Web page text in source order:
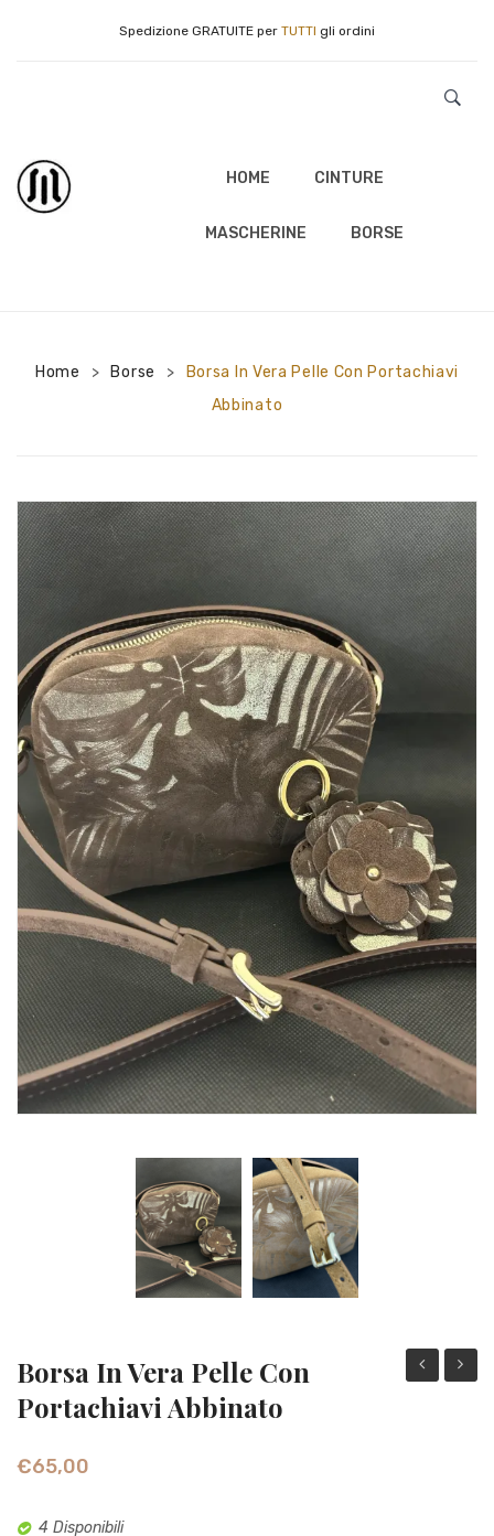
Spedizione GRATUITE per TUTTI gli ordini
HOME CINTURE
MASCHERINE BORSE
Home > Borse >
Borsa In Vera Pelle Con Portachiavi
Abbinato
Borsa In Vera Pelle Con
Portachiavi Abbinato
€65,00
4 Disponibili